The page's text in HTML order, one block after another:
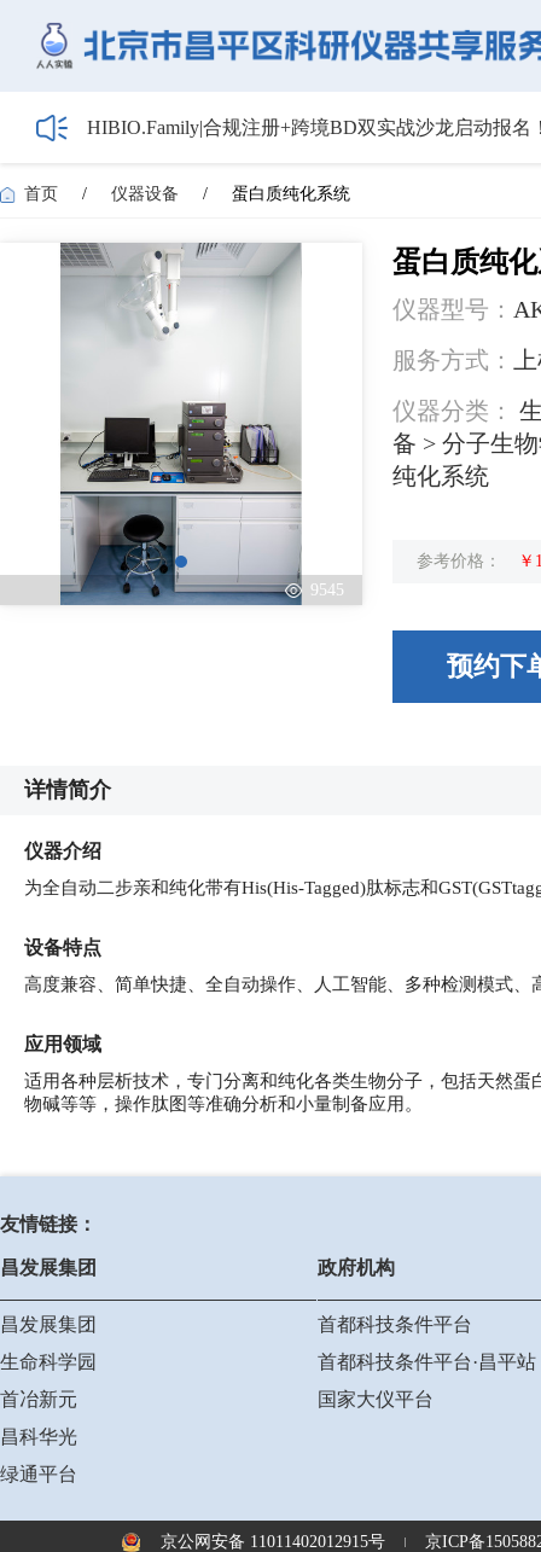
HIBIO.Family|合规注册+跨境BD双实战沙龙启动报名
【最新日程】2026年智慧电厂论坛议程首发！邀您4
关于召开2026年度昌平区高新技术企业培育工作会
首页 / 仪器设备 / 蛋白质纯化系统
9545
蛋白质纯
仪器型号：
服务方式：
仪器分类：
备 > 分子生
纯化系统
参考价格： ￥
预约下
详情简介
仪器介绍
为全自动二步亲和纯化带有His(His-Tagged)肽标志和
设备特点
高度兼容、简单快捷、全自动操作、人工智能、多种检测模式、
应用领域
适用各种层析技术，专门分离和纯化各类生物分子，包括天然
物碱等等，操作肽图等准确分析和小量制备应用。
友情链接：
昌发展集团
昌发展集团
生命科学园
首冶新元
昌科华光
绿通平台
政府机构
首都科技条件平台
首都科技条件平台·昌平站
国家大仪平台
京公网安备 11011402012915号 京ICP备